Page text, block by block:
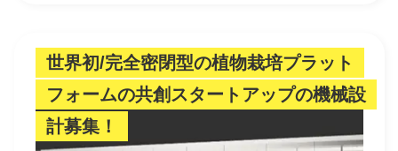
世界初/完全密閉型の植物栽培プラット
フォームの共創スタートアップの機械設
計募集！